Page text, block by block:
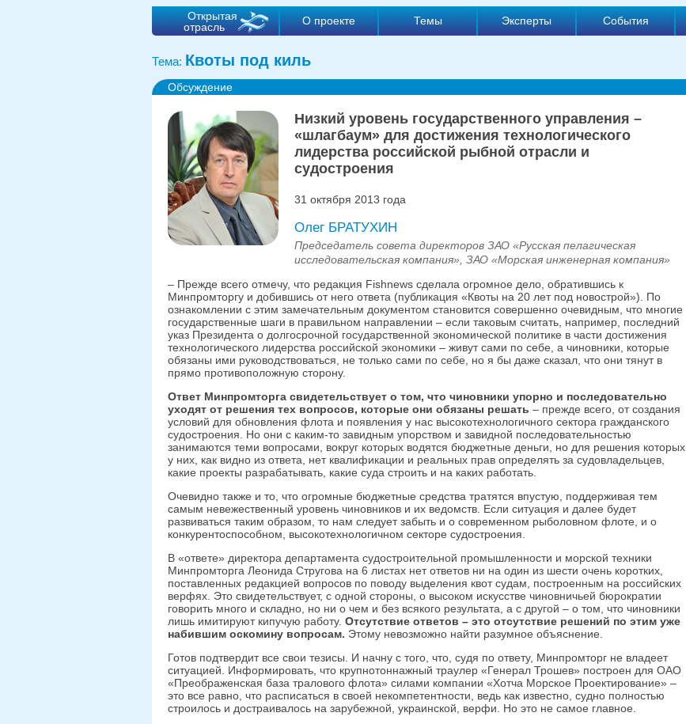
Открытая
отрасль
О проекте Темы Эксперты События
Тема: Квоты под киль
Обсуждение
Низкий уровень государственного управления –
«шлагбаум» для достижения технологического
лидерства российской рыбной отрасли и
судостроения
31 октября 2013 года
Олег БРАТУХИН
Председатель совета директоров ЗАО «Русская пелагическая
исследовательская компания», ЗАО «Морская инженерная компания»
– Прежде всего отмечу, что редакция Fishnews сделала огромное дело, обратившись к
Минпромторгу и добившись от него ответа (публикация «Квоты на 20 лет под новострой»). По
ознакомлении с этим замечательным документом становится совершенно очевидным, что многие
государственные шаги в правильном направлении – если таковым считать, например, последний
указ Президента о долгосрочной государственной экономической политике в части достижения
технологического лидерства российской экономики – живут сами по себе, а чиновники, которые
обязаны ими руководствоваться, не только сами по себе, но я бы даже сказал, что они тянут в
прямо противоположную сторону.
Ответ Минпромторга свидетельствует о том, что чиновники упорно и последовательно
уходят от решения тех вопросов, которые они обязаны решать – прежде всего, от создания
условий для обновления флота и появления у нас высокотехнологичного сектора гражданского
судостроения. Но они с каким-то завидным упорством и завидной последовательностью
занимаются теми вопросами, вокруг которых водятся бюджетные деньги, но для решения которых
у них, как видно из ответа, нет квалификации и реальных прав определять за судовладельцев,
какие проекты разрабатывать, какие суда строить и на каких работать.
Очевидно также и то, что огромные бюджетные средства тратятся впустую, поддерживая тем
самым невежественный уровень чиновников и их ведомств. Если ситуация и далее будет
развиваться таким образом, то нам следует забыть и о современном рыболовном флоте, и о
конкурентоспособном, высокотехнологичном секторе судостроения.
В «ответе» директора департамента судостроительной промышленности и морской техники
Минпромторга Леонида Стругова на 6 листах нет ответов ни на один из шести очень коротких,
поставленных редакцией вопросов по поводу выделения квот судам, построенным на российских
верфях. Это свидетельствует, с одной стороны, о высоком искусстве чиновничьей бюрократии
говорить много и складно, но ни о чем и без всякого результата, а с другой – о том, что чиновники
лишь имитируют кипучую работу. Отсутствие ответов – это отсутствие решений по этим уже
набившим оскомину вопросам. Этому невозможно найти разумное объяснение.
Готов подтвердит все свои тезисы. И начну с того, что, судя по ответу, Минпромторг не владеет
ситуацией. Информировать, что крупнотоннажный траулер «Генерал Трошев» построен для ОАО
«Преображенская база тралового флота» силами компании «Хотча Морское Проектирование» –
это все равно, что расписаться в своей некомпетентности, ведь как известно, судно полностью
строилось и достраивалось на зарубежной, украинской, верфи. Но это не самое главное.